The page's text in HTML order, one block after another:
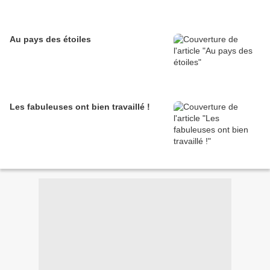
Au pays des étoiles
Les fabuleuses ont bien travaillé !